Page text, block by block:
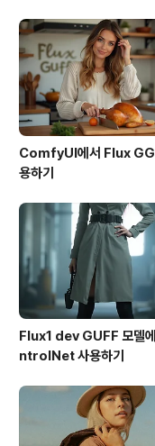
ComfyUI에서 Flux
용하기
Flux1 dev GUFF 모델
ntrolNet 사용하기